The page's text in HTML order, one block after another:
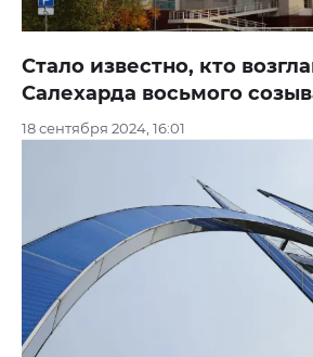
Стало известно, кто
Салехарда восьмого
18 сентября 2024, 16:01